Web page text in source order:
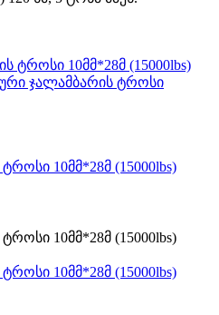
10მმ*28მ (15000lbs)
10მმ*28მ (15000lbs)
10მმ*28მ (15000lbs)